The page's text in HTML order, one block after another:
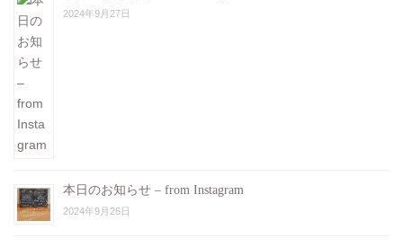
2024年9月27日
本日のお知らせ – from Instagram
2024年9月26日